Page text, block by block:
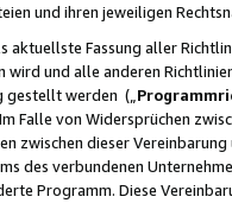
und ihren jeweiligen
aktuellste Fassung aller
wird und alle anderen
gestellt werden („
Falle von Widersprüchen
zwischen dieser
des verbundenen
Programm. Diese